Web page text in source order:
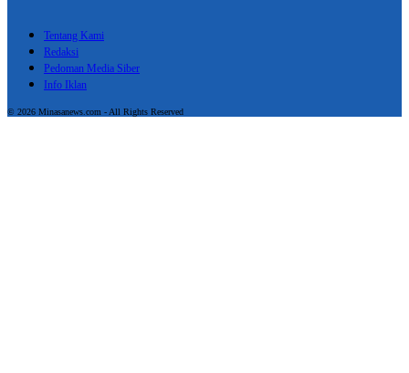
Tentang Kami
Redaksi
Pedoman Media Siber
Info Iklan
© 2026 Minasanews.com - All Rights Reserved